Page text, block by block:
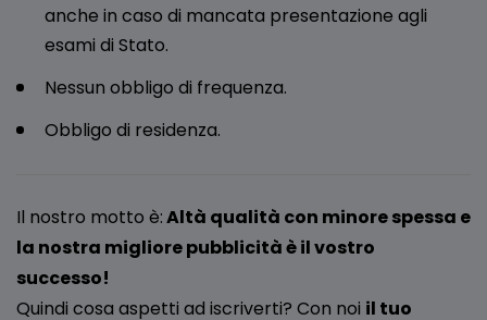
anche in caso di mancata presentazione agli
esami di Stato.
Nessun obbligo di frequenza.
Obbligo di residenza.
Il nostro motto è:Altà qualità con minore spessa e
la nostra migliore pubblicità è il vostro
successo!
Quindi cosa aspetti ad iscriverti? Con noi il tuo